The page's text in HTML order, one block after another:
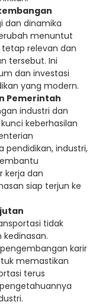
dan dinamika
menuntut
relevan dan
tersebut. Ini
dan investasi
yang modern.
Pemerintah
industri dan
keberhasilan
pendidikan, industri,
kerja dan
siap terjun ke
tidak
kedinasan.
karir
memastikan
terus